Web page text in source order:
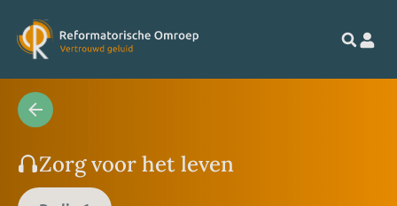
Zorg voor het leven